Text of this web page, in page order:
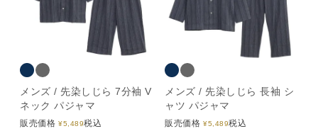
メンズ / 先染しじら 7分袖 V
ネック パジャマ
販売価格 ¥5,489税込
メンズ / 先染しじら 長袖 シ
ャツ パジャマ
販売価格 ¥5,489税込